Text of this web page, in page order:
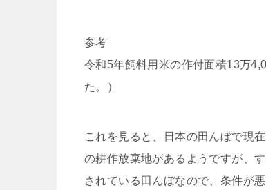
参考
令和5年飼料用米の作付面積13万
た。）
これを見ると、日本の田んぼで現
の耕作放棄地があるようですが、
されている田んぼなので、条件が